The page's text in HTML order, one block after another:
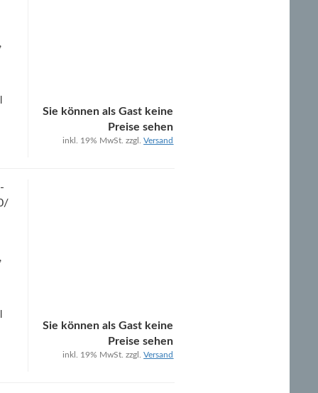
Sie können als Gast keine
Preise sehen
inkl. 19% MwSt. zzgl.Versand
Sie können als Gast keine
Preise sehen
inkl. 19% MwSt. zzgl.Versand